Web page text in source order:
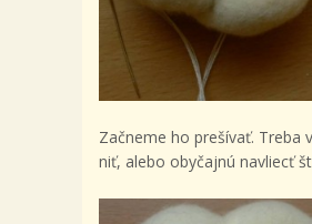
Začneme ho prešívať. Treba
niť, alebo obyčajnú navliecť